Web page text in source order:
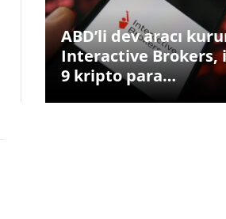
ABD’li dev aracı
Interactive Brokers,
9 kripto para…